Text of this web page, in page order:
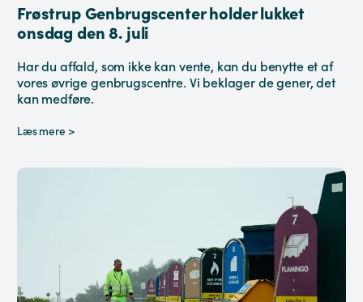
Frøstrup Genbrugscenter holder lukket
onsdag den 8. juli
Har du affald, som ikke kan vente, kan du benytte et af
vores øvrige genbrugscentre. Vi beklager de gener, det
kan medføre.
Læs mere >